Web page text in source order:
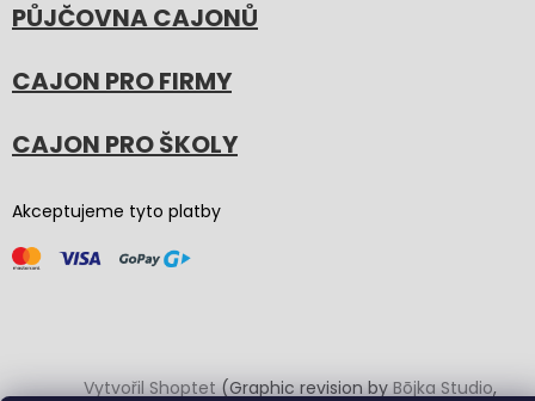
PŮJČOVNA CAJONŮ
CAJON PRO FIRMY
CAJON PRO ŠKOLY
Akceptujeme tyto platby
Vytvořil Shoptet(Graphic revision byBōjka Studio,